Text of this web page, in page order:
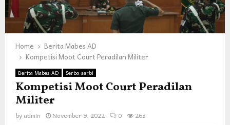
Home
Berita Mabes AD
Kompetisi Moot Court Peradilan Militer
Berita Mabes AD Serba-serbi
Kompetisi Moot Court Peradilan
Militer
by admin November 9, 2022 0 263